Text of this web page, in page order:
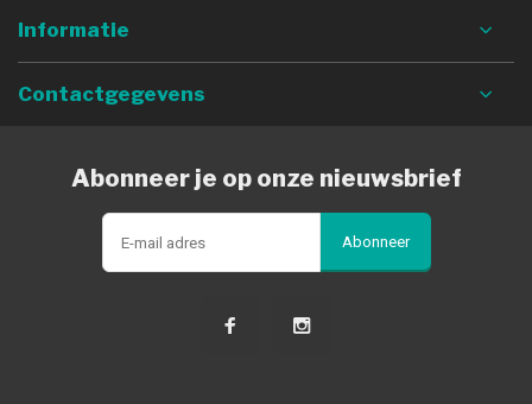
Informatie
Contactgegevens
Abonneer je op onze nieuwsbrief
Abonneer